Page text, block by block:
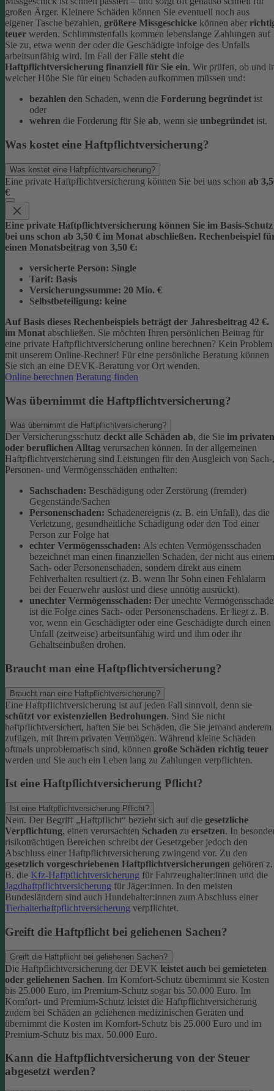
großen Ärger. Kleinere Schäden können Sie eventuell noch aus
eigener Tasche bezahlen, größere Missgeschicke können aber
teuer werden. Schlimmstenfalls kommen lebenslange Zahlungen auf
Sie zu, etwa wenn der oder die Geschädigte infolge des Unfalls
arbeitsunfähig wird. Im Fall der Fälle steht die
Haftpflichtversicherung finanziell für Sie ein. Wir prüfen, ob und
welcher Höhe Sie für einen Schaden aufkommen müssen und:
bezahlen den Schaden, wenn die Forderung begründet ist
oder
wehren die Forderung für Sie ab, wenn sie unbegründet ist.
Was kostet eine Haftpflichtversicherung?
Was kostet eine Haftpflichtversicherung?
Eine private Haftpflichtversicherung können Sie bei uns schon ab
€
Eine private Haftpflichtversicherung können Sie im Basis-Schutz
bei uns schon ab 3,50 € im Monat abschließen. Rechenbeispiel
einen Monatsbeitrag von 3,50 €:
versicherte Person: Single
Tarif: Basis
Versicherungssumme: 20 Mio. €
Selbstbeteiligung: keine
Auf Basis dieses Rechenbeispiels beträgt der Jahresbeitrag 42 €.
im Monat abschließen. Sie möchten Ihren persönlichen Beitrag für
eine private Haftpflichtversicherung online berechnen? Kein Problem
mit unserem Online-Rechner! Für eine persönliche Beratung können
Sie sich an eine DEVK-Beratung vor Ort wenden.
Online berechnen Beratung finden
Was übernimmt die Haftpflichtversicherung?
Was übernimmt die Haftpflichtversicherung?
Der Versicherungsschutz deckt alle Schäden ab, die Sie im privaten
oder beruflichen Alltag verursachen können. In der allgemeinen
Haftpflichtversicherung sind Leistungen für den Ausgleich von Sach-,
Personen- und Vermögensschäden enthalten:
Sachschaden: Beschädigung oder Zerstörung (fremder)
Gegenstände/Sachen
Personenschaden: Schadenereignis (z. B. ein Unfall), das die
Verletzung, gesundheitliche Schädigung oder den Tod einer
Person zur Folge hat
echter Vermögensschaden: Als echten Vermögensschaden
bezeichnet man einen finanziellen Schaden, der nicht aus einem
Sach- oder Personenschaden, sondern direkt aus einem
Fehlverhalten resultiert (z. B. wenn Ihr Sohn einen Fehlalarm
bei der Feuerwehr auslöst und diese unnötig ausrückt).
unechter Vermögensschaden: Der unechte
ist die Folge eines Sach- oder Personenschadens. Er liegt z. B.
vor, wenn ein Geschädigter oder eine Geschädigte durch einen
Unfall (zeitweise) arbeitsunfähig wird und ihm oder ihr
Gehaltseinbußen drohen.
Braucht man eine Haftpflichtversicherung?
Braucht man eine Haftpflichtversicherung?
Eine Haftpflichtversicherung ist auf jeden Fall sinnvoll, denn sie
schützt vor existenziellen Bedrohungen. Sind Sie nicht
haftpflichtversichert, haften Sie bei Schäden, die Sie jemand anderem
zufügen, mit Ihrem privaten Vermögen. Während kleine Schäden
oftmals unproblematisch sind, können große Schäden richtig teuer
werden und Sie auch ein Leben lang zu Zahlungen verpflichten.
Ist eine Haftpflichtversicherung Pflicht?
Ist eine Haftpflichtversicherung Pflicht?
Nein. Der Begriff „Haftpflicht“ bezieht sich auf die gesetzliche
Verpflichtung, einen verursachten Schaden zu ersetzen. In
risikoträchtigen Bereichen schreibt der Gesetzgeber jedoch den
Abschluss einer Haftpflichtversicherung zwingend vor. Zu den
gesetzlich vorgeschriebenen Haftpflichtversicherungen gehören z.
B. die Kfz-Haftpflichtversicherung für Fahrzeughalter:innen und die
Jagdhaftpflichtversicherung für Jäger:innen. In den meisten
Bundesländern sind auch Hundehalter:innen zum Abschluss einer
Tierhalterhaftpflichtversicherung verpflichtet.
Greift die Haftpflicht bei geliehenen Sachen?
Greift die Haftpflicht bei geliehenen Sachen?
Die Haftpflichtversicherung der DEVK leistet auch bei gemieteten
oder geliehenen Sachen. Im Komfort-Schutz übernimmt sie Kosten
bis 25.000 Euro, im Premium-Schutz sogar bis 50.000 Euro. Im
Komfort- und Premium-Schutz leistet die Haftpflichtversicherung
zudem bei Schäden an geliehenen medizinischen Geräten und
übernimmt die Kosten im Komfort-Schutz bis 25.000 Euro und im
Premium-Schutz bis max. 50.000 Euro.
Kann die Haftpflichtversicherung von der Steuer
abgesetzt werden?